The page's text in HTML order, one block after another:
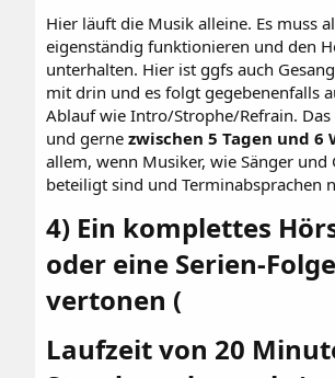
Hier läuft die Musik alleine. Es muss
eigenständig funktionieren und den
unterhalten. Hier ist ggfs auch
mit drin und es folgt gegebenenfalls
Ablauf wie Intro/Strophe/Refrain.
und gernezwischen 5 Tagen und 6
allem, wenn Musiker, wie Sänger und
beteiligt sind und Terminabsprachen
4) Ein komplettes
oder eine Serien-Folge
vertonen (​
Laufzeit von 20